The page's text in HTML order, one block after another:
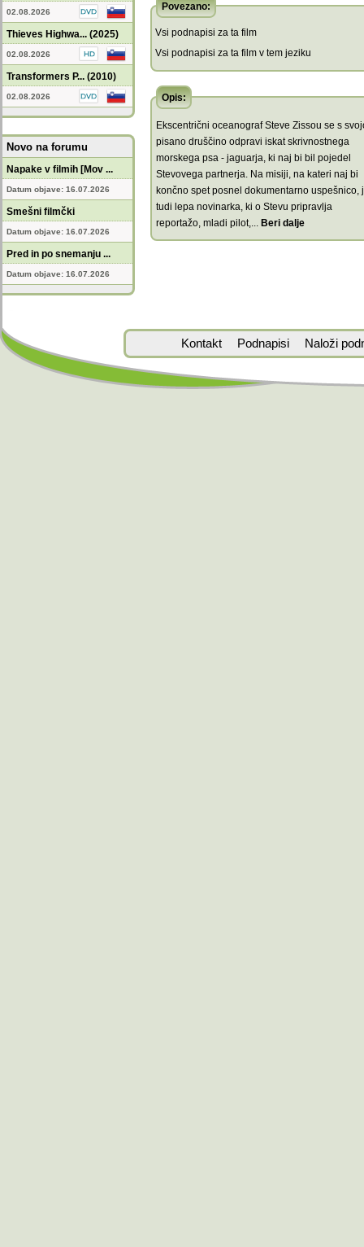
02.08.2026
Thieves Highwa... (2025)
02.08.2026
Transformers P... (2010)
02.08.2026
Novo na forumu
Napake v filmih [Mov ...
Datum objave: 16.07.2026
Smešni filmčki
Datum objave: 16.07.2026
Pred in po snemanju ...
Datum objave: 16.07.2026
Povezano:
Vsi podnapisi za ta film
Vsi podnapisi za ta film v tem jeziku
Opis:
Ekscentrični oceanograf Steve Zissou se s
pisano druščino odpravi iskat skrivnostnega
morskega psa - jaguarja, ki naj bi bil pojedel
Stevovega partnerja. Na misiji, na kateri naj bi
končno spet posnel dokumentarno uspešnico,
tudi lepa novinarka, ki o Stevu pripravlja
reportažo, mladi pilot,... Beri dalje
Kontakt Podnapisi Naloži